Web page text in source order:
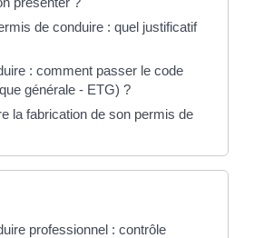
de conduire : quel justificatif
: comment passer le code
générale - ETG) ?
la fabrication de son permis de
professionnel : contrôle